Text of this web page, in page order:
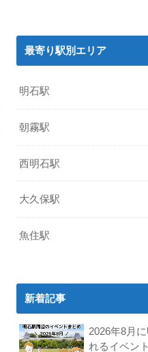
最寄り駅別エリア
明石駅
朝霧駅
西明石駅
大久保駅
魚住駅
新着記事
2026年8月
れるイベン